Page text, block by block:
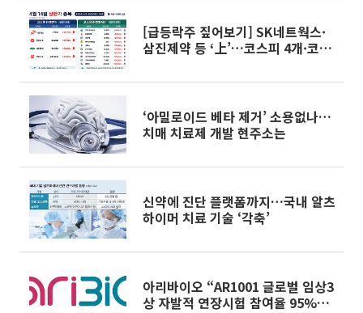
[급등락주 짚어보기] SK네트웍스·
삼진제약 등 ‘上’…코스피 4개·코스
‘아밀로이드 베타 제거’ 소용없나…
치매 치료제 개발 현주소는
신약에 진단 플랫폼까지…국내 알츠
하이머 치료 기술 ‘각축’
아리바이오 “AR1001 글로벌 임상3
상 자발적 연장시험 참여율 95%…